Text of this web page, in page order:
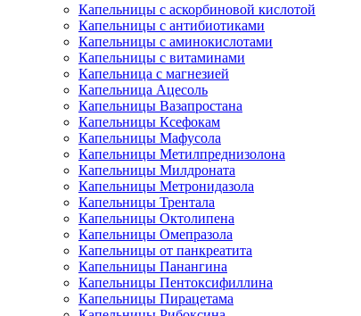
Капельницы с аскорбиновой кислотой
Капельницы с антибиотиками
Капельницы с аминокислотами
Капельницы с витаминами
Капельница с магнезией
Капельница Ацесоль
Капельницы Вазапростана
Капельницы Ксефокам
Капельницы Мафусола
Капельницы Метилпреднизолона
Капельницы Милдроната
Капельницы Метронидазола
Капельницы Трентала
Капельницы Октолипена
Капельницы Омепразола
Капельницы от панкреатита
Капельницы Панангина
Капельницы Пентоксифиллина
Капельницы Пирацетама